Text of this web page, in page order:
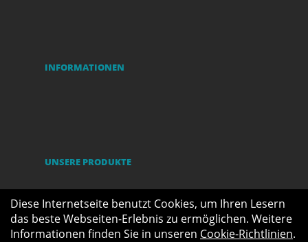
INFORMATIONEN
UNSERE PRODUKTE
Diese Internetseite benutzt Cookies, um Ihren Lesern
das beste Webseiten-Erlebnis zu ermöglichen. Weitere
Informationen finden Sie in unseren Cookie-Richtlinien.